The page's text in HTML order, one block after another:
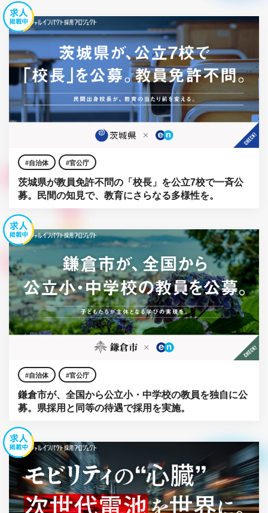
自治体 官公庁
茨城県が教員免許不問の「校長」を公立7校で一斉公
募。民間の知見で、教育にさらなる多様性を。
自治体 官公庁
鎌倉市が、全国から公立小・中学校の教員を独自に公
募。県採用と同等の待遇で採用を実施。